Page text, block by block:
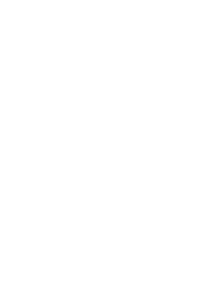
Investigan la caída
mujer desde una
su expareja, con
alejamiento,